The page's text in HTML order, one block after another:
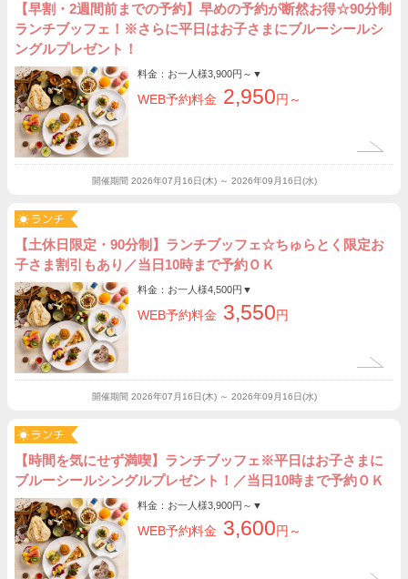
【早割・2週間前までの予約】早めの予約が断然お得☆90分制
ランチブッフェ！※さらに平日はお子さまにブルーシールシ
ングルプレゼント！
料金：お一人様3,900円～ ▼
WEB予約料金 2,950円～
開催期間 2026年07月16日(木) ～ 2026年09月16日(水)
【土休日限定・90分制】ランチブッフェ☆ちゅらとく限定お
子さま割引もあり／当日10時まで予約ＯＫ
料金：お一人様4,500円 ▼
WEB予約料金 3,550円
開催期間 2026年07月16日(木) ～ 2026年09月16日(水)
【時間を気にせず満喫】ランチブッフェ※平日はお子さまに
ブルーシールシングルプレゼント！／当日10時まで予約ＯＫ
料金：お一人様3,900円～ ▼
WEB予約料金 3,600円～